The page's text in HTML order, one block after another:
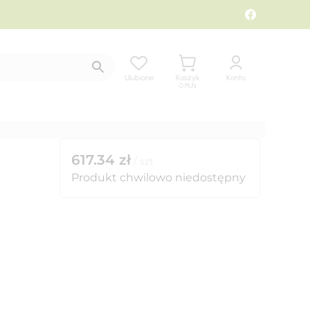
Ulubione
Koszyk
0 PLN
Konto
617.34 zł
Produkt chwilowo niedostępny